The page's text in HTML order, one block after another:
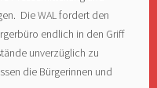
Die WAL fordert den
endlich in den Griff
unverzüglich zu
die Bürgerinnen und